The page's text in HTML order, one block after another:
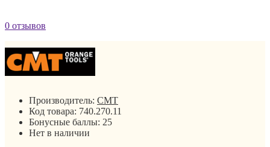
0 отзывов
Производитель: CMT
Код товара: 740.270.11
Бонусные баллы: 25
Нет в наличии